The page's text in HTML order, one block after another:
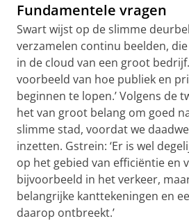
Fundamentele vragen
Swart wijst op de slimme
verzamelen continu beelden,
in de cloud van een groot
voorbeeld van hoe publiek en
beginnen te lopen.’ Volgens de
het van groot belang om goed
slimme stad, voordat we
inzetten. Gstrein: ‘Er is wel
op het gebied van efficiëntie en
bijvoorbeeld in het verkeer,
belangrijke kanttekeningen en
daarop ontbreekt.’